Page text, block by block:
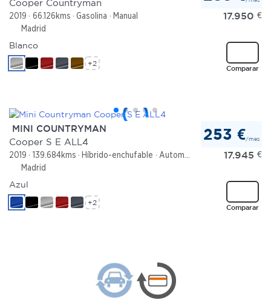
Cooper Countryman
2019 66.126kms Gasolina
Manual
Madrid
17.950 €
Comparar
Blanco
+2
MINI COUNTRYMAN
Cooper S E ALL4
2019 139.684kms Híbrido-enchufable
Automático
Madrid
253 €/mes
17.945 €
Comparar
Azul
+2